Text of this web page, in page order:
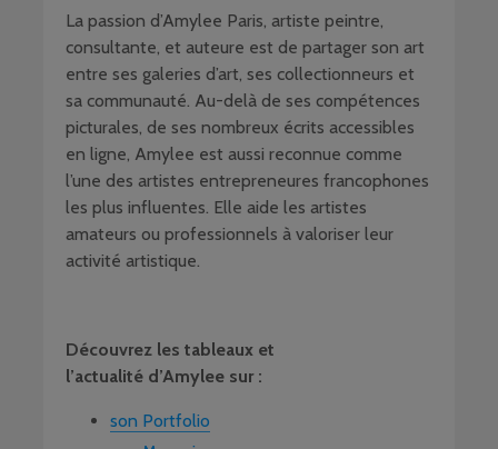
La passion d’Amylee Paris, artiste peintre,
consultante, et auteure est de partager son art
entre ses galeries d’art, ses collectionneurs et
sa communauté. Au-delà de ses compétences
picturales, de ses nombreux écrits accessibles
en ligne, Amylee est aussi reconnue comme
l’une des artistes entrepreneures francophones
les plus influentes. Elle aide les artistes
amateurs ou professionnels à valoriser leur
activité artistique.
Découvrez les tableaux et
l’actualité d’Amylee sur :
son Portfolio